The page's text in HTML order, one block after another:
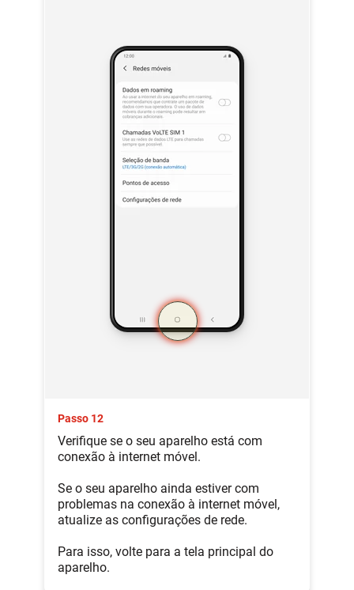
Passo 12
Verifique se o seu aparelho está com
conexão à internet móvel.
Se o seu aparelho ainda estiver com
problemas na conexão à internet móvel,
atualize as configurações de rede.
Para isso, volte para a tela principal do
aparelho.